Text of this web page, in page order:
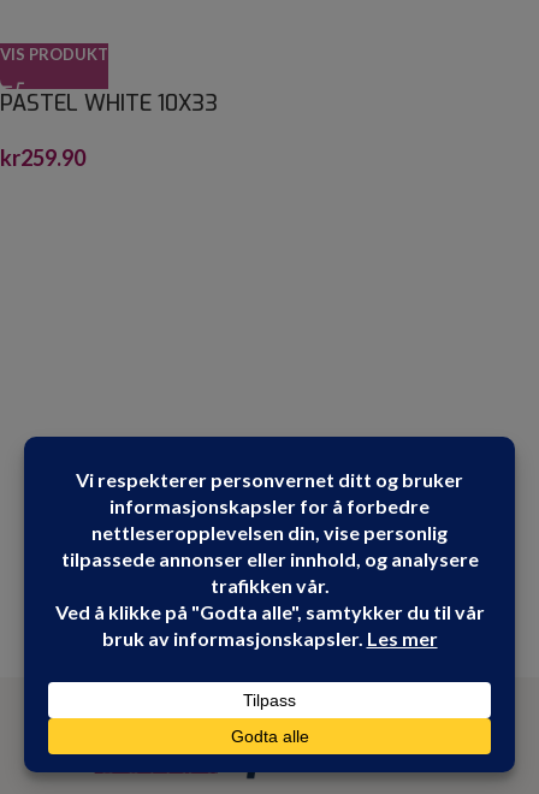
VIS PRODUKT
PASTEL WHITE 10X33
kr259.90